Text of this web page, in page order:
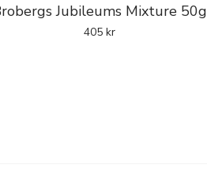
Jubileums Mixture 50g
405kr